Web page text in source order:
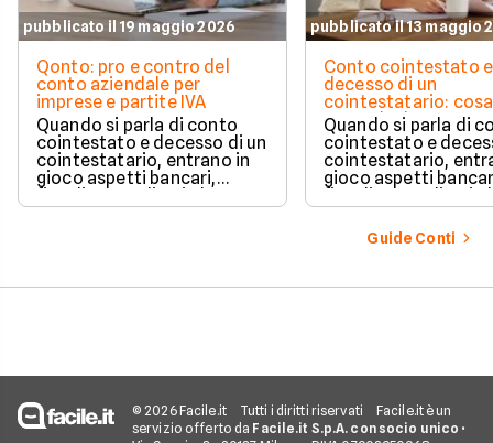
pubblicato il 19 maggio 2026
Qonto: pro e contro del
conto aziendale per
imprese e partite IVA
Quando si parla di conto
cointestato e decesso di un
cointestatario, entrano in
gioco aspetti bancari,
fiscali ed ereditari che
spesso generano
pubblicato il 13 maggio
Conto cointestato e
decesso di un
cointestatario: cosa
succede davvero
blocchi, quote e
successione
Quando si parla di
cointestato e
cointestatario,
gioco aspetti
fiscali ed ereditari
spesso generano
confusione.
Guide Conti
© 2026 Facile.it Tutti i diritti riservati
Facile.it è un
servizio offerto da Facile.it S.p.A. con socio unico •